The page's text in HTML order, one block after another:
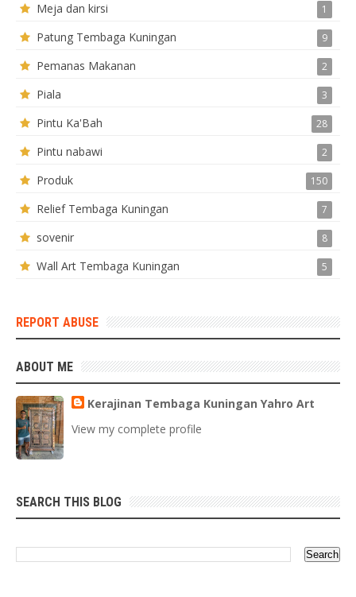
Meja dan kirsi 1
Patung Tembaga Kuningan 9
Pemanas Makanan 2
Piala 3
Pintu Ka'Bah 28
Pintu nabawi 2
Produk 150
Relief Tembaga Kuningan 7
sovenir 8
Wall Art Tembaga Kuningan 5
REPORT ABUSE
ABOUT ME
Kerajinan Tembaga Kuningan Yahro Art
View my complete profile
SEARCH THIS BLOG